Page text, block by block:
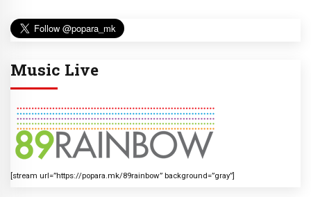
Music Live
[stream url=”https://popara.mk/89rainbow” background=”gray”]